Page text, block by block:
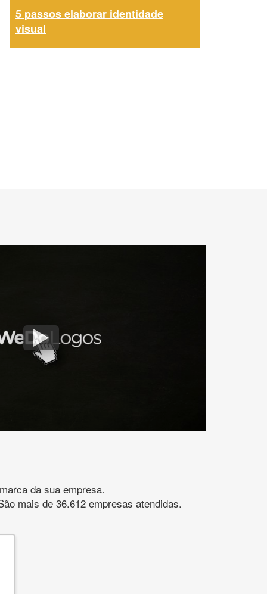
5 passos elaborar identidade
visual
da sua empresa.
mais de 36.612 empresas atendidas.